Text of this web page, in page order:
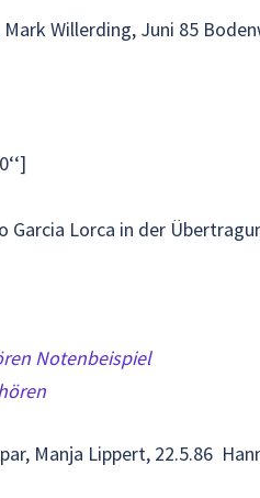
Willerding, Juni 85
Garcia Lorca in der
Notenbeispiel
Manja Lippert, 22.5.86